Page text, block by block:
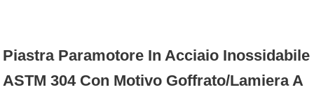
Piastra Paramotore In Acciaio Inossidabile
ASTM 304 Con Motivo Goffrato/lamiera A